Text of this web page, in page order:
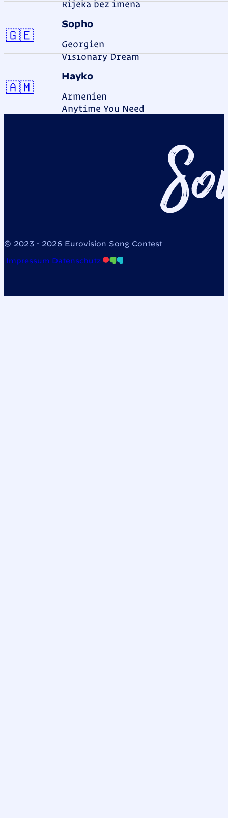
Rijeka bez imena
Sopho
Georgien
Visionary Dream
🇬🇪Georgien
Hayko
Armenien
Anytime You Need
🇦🇲Armenien
© 2023 - 2026 Eurovision Song Contest
Impressum Datenschutz